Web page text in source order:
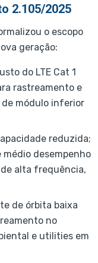
2.105/2025
o escopo
geração:
do LTE Cat 1
rastreamento e
módulo inferior
reduzida;
médio desempenho
alta frequência,
de órbita baixa
no
e utilities em